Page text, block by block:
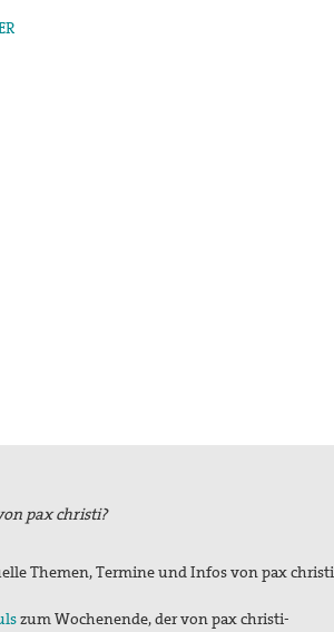
pax christi?
Themen, Termine und Infos von pax christi
zum Wochenende, der von pax christi-